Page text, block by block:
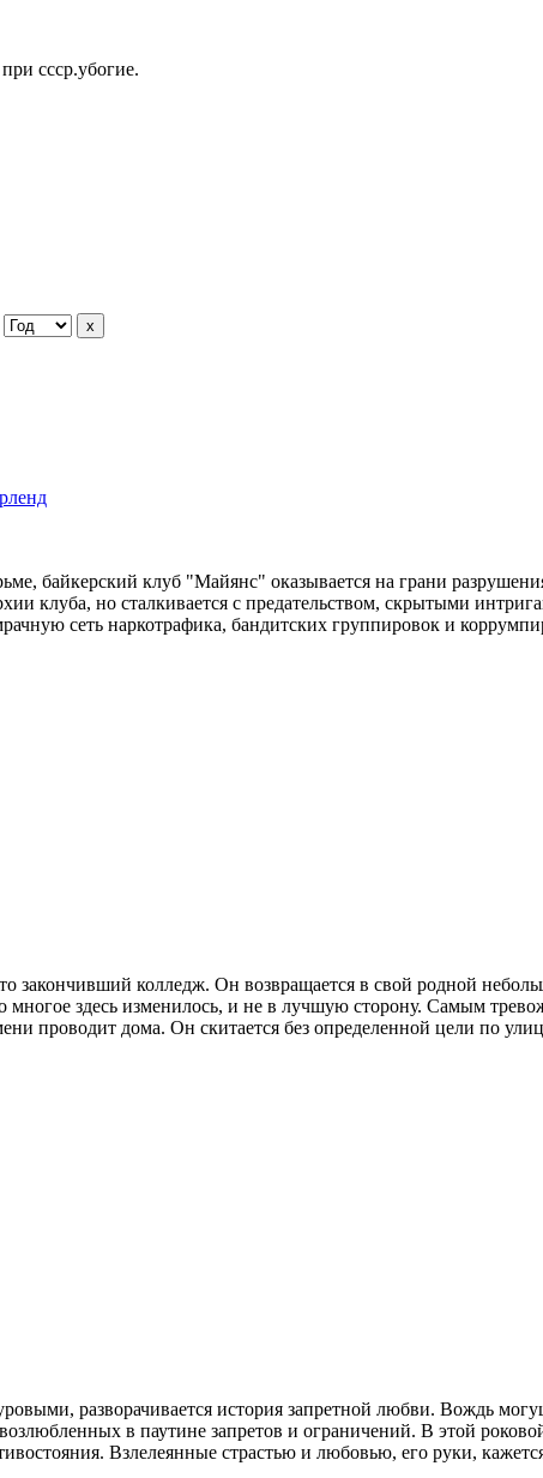
ссср.убогие.
байкерский клуб "Майянс" оказывается на грани
клуба, но сталкивается с предательством, скрытыми
сеть наркотрафика, бандитских группировок и
закончивший колледж. Он возвращается в свой родной
здесь изменилось, и не в лучшую сторону. Самым
проводит дома. Он скитается без определенной цели по
разворачивается история запретной любви. Вождь
в паутине запретов и ограничений. В этой
Взлелеянные страстью и любовью, его руки,